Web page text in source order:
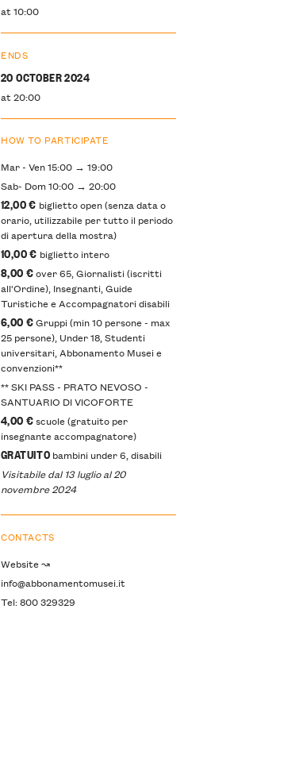
at 10:00
ENDS
20 OCTOBER 2024
at 20:00
HOW TO PARTICIPATE
Mar - Ven 15:00 → 19:00
Sab- Dom 10:00 → 20:00
12,00 € biglietto open (senza data o
orario, utilizzabile per tutto il periodo
di apertura della mostra)
10,00 € biglietto intero
8,00 €over 65, Giornalisti (iscritti
all'Ordine), Insegnanti, Guide
Turistiche e Accompagnatori disabili
6,00 €Gruppi (min 10 persone - max
25 persone), Under 18, Studenti
universitari, Abbonamento Musei e
convenzioni**
​** SKI PASS - PRATO NEVOSO -
SANTUARIO DI VICOFORTE
4,00 €scuole ​(gratuito per
insegnante accompagnatore)
GRATUITO bambini under 6, disabili
Visitabile dal 13 luglio al 20
novembre 2024
CONTACTS
Website ↝
info@abbonamentomusei.it
Tel: 800 329329